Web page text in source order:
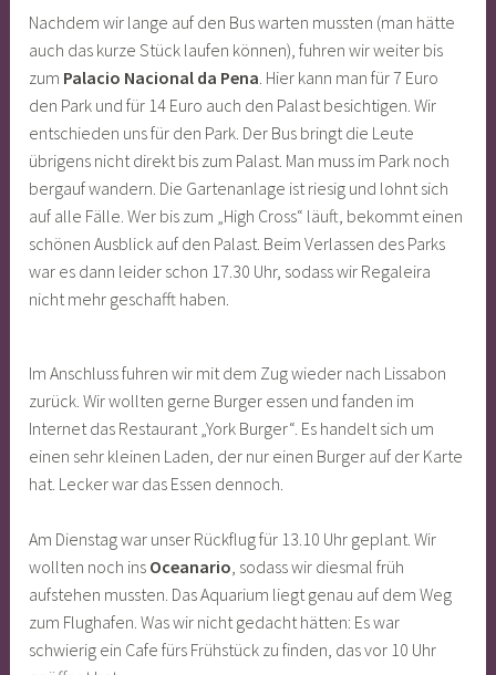
Nachdem wir lange auf den Bus warten mussten (man hätte
auch das kurze Stück laufen können), fuhren wir weiter bis
zum Palacio Nacional da Pena. Hier kann man für 7 Euro
den Park und für 14 Euro auch den Palast besichtigen. Wir
entschieden uns für den Park. Der Bus bringt die Leute
übrigens nicht direkt bis zum Palast. Man muss im Park noch
bergauf wandern. Die Gartenanlage ist riesig und lohnt sich
auf alle Fälle. Wer bis zum „High Cross“ läuft, bekommt einen
schönen Ausblick auf den Palast. Beim Verlassen des Parks
war es dann leider schon 17.30 Uhr, sodass wir Regaleira
nicht mehr geschafft haben.
Im Anschluss fuhren wir mit dem Zug wieder nach Lissabon
zurück. Wir wollten gerne Burger essen und fanden im
Internet das Restaurant „York Burger“. Es handelt sich um
einen sehr kleinen Laden, der nur einen Burger auf der Karte
hat. Lecker war das Essen dennoch.
Am Dienstag war unser Rückflug für 13.10 Uhr geplant. Wir
wollten noch ins Oceanario, sodass wir diesmal früh
aufstehen mussten. Das Aquarium liegt genau auf dem Weg
zum Flughafen. Was wir nicht gedacht hätten: Es war
schwierig ein Cafe fürs Frühstück zu finden, das vor 10 Uhr